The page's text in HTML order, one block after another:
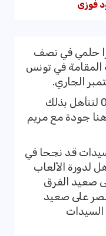
فوزى
حلمي في نصف
المقامة في تونس
وتمكنت دينا من الفوز بنتيجة 4-0 لتتأهل بذلك
هنا جودة مع مريم
قد نجحا في
لدورة الألعاب
صعيد الفرق
مصر على صعيد